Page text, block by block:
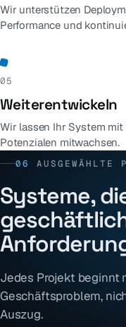
Wir unterstützen
Performance und
05
Weiterentwickeln
Wir lassen Ihr System
Potenzialen mitwachsen.
06 AUSGEWÄHLTE
Systeme,
Jedes Projekt beginnt
Geschäftsproblem,
Auszug.